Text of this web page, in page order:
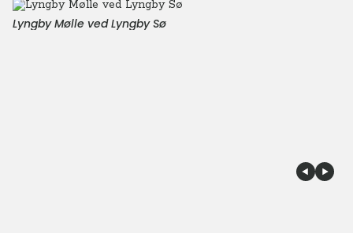
Lyngby Mølle ved Lyngby Sø